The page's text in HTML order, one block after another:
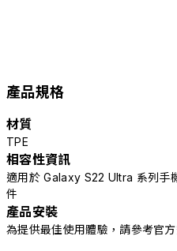
產品規格
材質
TPE
相容性資訊
適用於 Galaxy S22 Ultra 系列手
件
產品安裝
為提供最佳使用體驗，請參考官方